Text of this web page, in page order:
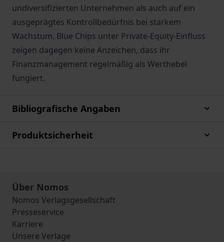
undiversifizierten Unternehmen als auch auf ein
ausgeprägtes Kontrollbedürfnis bei starkem
Wachstum. Blue Chips unter Private-Equity-Einfluss
zeigen dagegen keine Anzeichen, dass ihr
Finanzmanagement regelmäßig als Werthebel
fungiert.
Bibliografische Angaben
Produktsicherheit
Über Nomos
Nomos Verlagsgesellschaft
Presseservice
Karriere
Unsere Verlage